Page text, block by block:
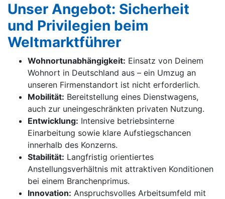
Unser Angebot: Sicherheit
und Privilegien beim
Weltmarktführer
Wohnortunabhängigkeit: Einsatz von Deinem
Wohnort in Deutschland aus – ein Umzug an
unseren Firmenstandort ist nicht erforderlich.
Mobilität: Bereitstellung eines Dienstwagens,
auch zur uneingeschränkten privaten Nutzung.
Entwicklung: Intensive betriebsinterne
Einarbeitung sowie klare Aufstiegschancen
innerhalb des Konzerns.
Stabilität: Langfristig orientiertes
Anstellungsverhältnis mit attraktiven Konditionen
bei einem Branchenprimus.
Innovation: Anspruchsvolles Arbeitsumfeld mit